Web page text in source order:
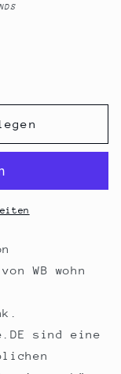
WB wohn
sind eine